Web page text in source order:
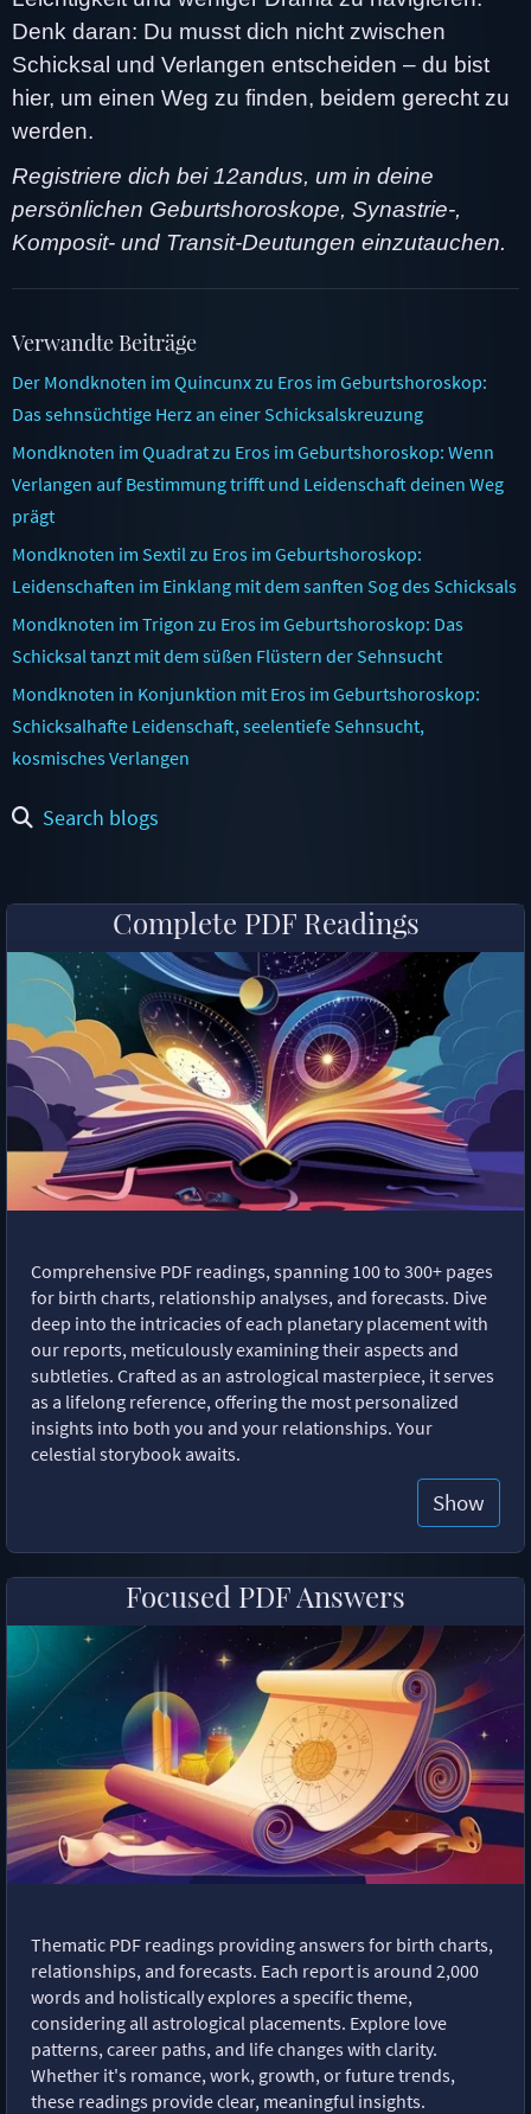
Denk daran: Du musst dich nicht zwischen
Schicksal und Verlangen entscheiden – du bist
hier, um einen Weg zu finden, beidem gerecht zu
werden.
Registriere dich bei 12andus, um in deine
persönlichen Geburtshoroskope, Synastrie-,
Komposit- und Transit-Deutungen einzutauchen.
Verwandte Beiträge
Der Mondknoten im Quincunx zu Eros im Geburtshoroskop:
Das sehnsüchtige Herz an einer Schicksalskreuzung
Mondknoten im Quadrat zu Eros im Geburtshoroskop: Wenn
Verlangen auf Bestimmung trifft und Leidenschaft deinen Weg
prägt
Mondknoten im Sextil zu Eros im Geburtshoroskop:
Leidenschaften im Einklang mit dem sanften Sog des Schicksals
Mondknoten im Trigon zu Eros im Geburtshoroskop: Das
Schicksal tanzt mit dem süßen Flüstern der Sehnsucht
Mondknoten in Konjunktion mit Eros im Geburtshoroskop:
Schicksalhafte Leidenschaft, seelentiefe Sehnsucht,
kosmisches Verlangen
Search blogs
Complete PDF Readings
Comprehensive PDF readings, spanning 100 to 300+ pages
for birth charts, relationship analyses, and forecasts. Dive
deep into the intricacies of each planetary placement with
our reports, meticulously examining their aspects and
subtleties. Crafted as an astrological masterpiece, it serves
as a lifelong reference, offering the most personalized
insights into both you and your relationships. Your
celestial storybook awaits.
Show
Focused PDF Answers
Thematic PDF readings providing answers for birth charts,
relationships, and forecasts. Each report is around 2,000
words and holistically explores a specific theme,
considering all astrological placements. Explore love
patterns, career paths, and life changes with clarity.
Whether it's romance, work, growth, or future trends,
these readings provide clear, meaningful insights.